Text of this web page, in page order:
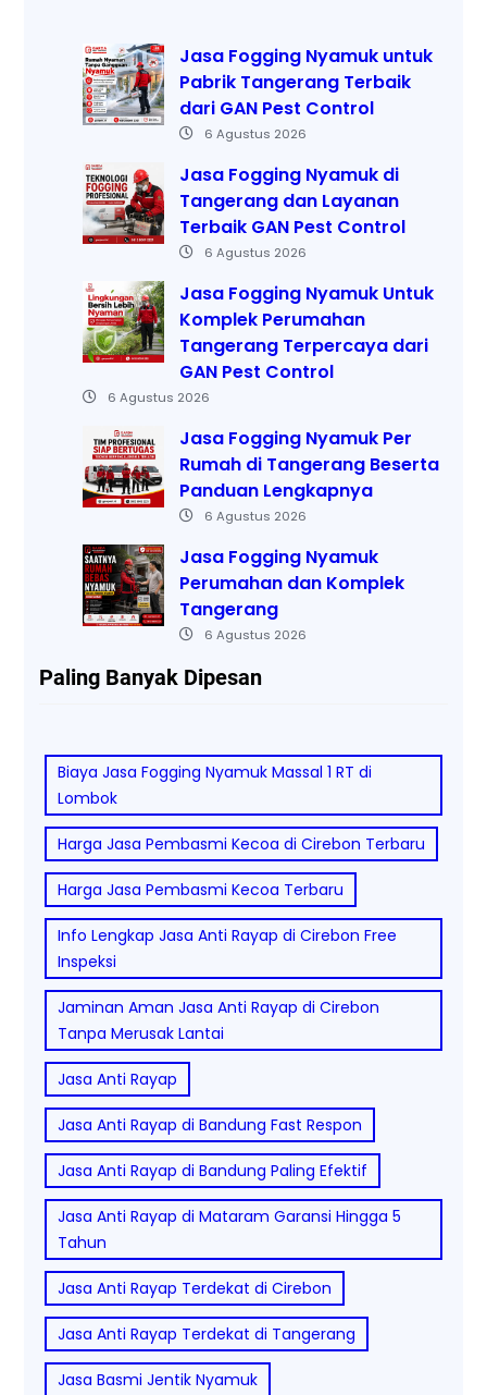
Jasa Fogging Nyamuk untuk
Pabrik Tangerang Terbaik
dari GAN Pest Control
6 Agustus 2026
Jasa Fogging Nyamuk di
Tangerang dan Layanan
Terbaik GAN Pest Control
6 Agustus 2026
Jasa Fogging Nyamuk Untuk
Komplek Perumahan
Tangerang Terpercaya dari
GAN Pest Control
6 Agustus 2026
Jasa Fogging Nyamuk Per
Rumah di Tangerang Beserta
Panduan Lengkapnya
6 Agustus 2026
Jasa Fogging Nyamuk
Perumahan dan Komplek
Tangerang
6 Agustus 2026
Paling Banyak Dipesan
Biaya Jasa Fogging Nyamuk Massal 1 RT di
Lombok
Harga Jasa Pembasmi Kecoa di Cirebon Terbaru
Harga Jasa Pembasmi Kecoa Terbaru
Info Lengkap Jasa Anti Rayap di Cirebon Free
Inspeksi
Jaminan Aman Jasa Anti Rayap di Cirebon
Tanpa Merusak Lantai
Jasa Anti Rayap
Jasa Anti Rayap di Bandung Fast Respon
Jasa Anti Rayap di Bandung Paling Efektif
Jasa Anti Rayap di Mataram Garansi Hingga 5
Tahun
Jasa Anti Rayap Terdekat di Cirebon
Jasa Anti Rayap Terdekat di Tangerang
Jasa Basmi Jentik Nyamuk